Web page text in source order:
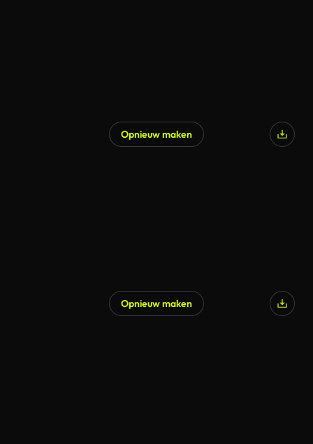
Opnieuw maken
Opnieuw maken